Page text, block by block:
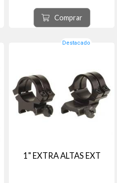
Comprar
Destacado
1" EXTRA ALTAS EXT